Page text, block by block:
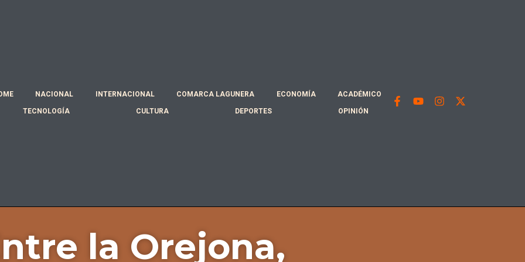
NACIONAL INTERNACIONAL COMARCA LAGUNERA ECONOMÍA ACADÉMICO
TECNOLOGÍA CULTURA DEPORTES OPINIÓN
la Orejona,